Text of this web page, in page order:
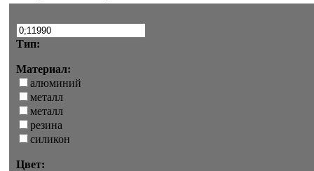
Тип:
Материал:
алюминий
металл
металл
резина
силикон
Цвет: